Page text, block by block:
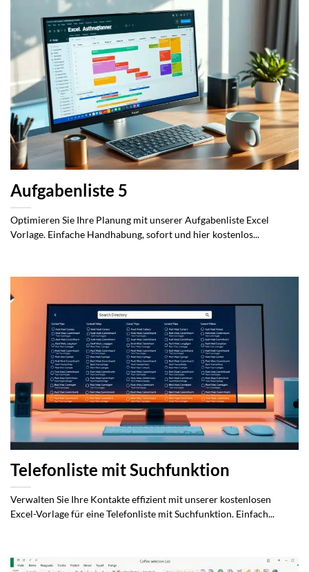
Aufgabenliste 5
Optimieren Sie Ihre Planung mit unserer Aufgabenliste Excel
Vorlage. Einfache Handhabung, sofort und hier kostenlos...
Telefonliste mit Suchfunktion
Verwalten Sie Ihre Kontakte effizient mit unserer kostenlosen
Excel-Vorlage für eine Telefonliste mit Suchfunktion. Einfach...